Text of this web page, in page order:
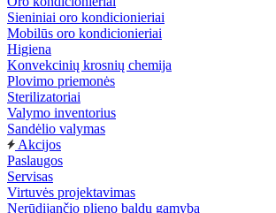
Sieniniai oro kondicionieriai
Mobilūs oro kondicionieriai
Higiena
Konvekcinių krosnių chemija
Plovimo priemonės
Sterilizatoriai
Valymo inventorius
Sandėlio valymas
Akcijos
Paslaugos
Servisas
Virtuvės projektavimas
Nerūdijančio plieno baldų gamyba